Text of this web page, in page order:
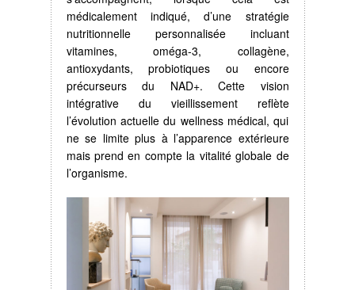
médicalement indiqué, d’une stratégie
nutritionnelle personnalisée incluant
vitamines, oméga-3, collagène,
antioxydants, probiotiques ou encore
précurseurs du NAD+. Cette vision
intégrative du vieillissement reflète
l’évolution actuelle du wellness médical, qui
ne se limite plus à l’apparence extérieure
mais prend en compte la vitalité globale de
l’organisme.